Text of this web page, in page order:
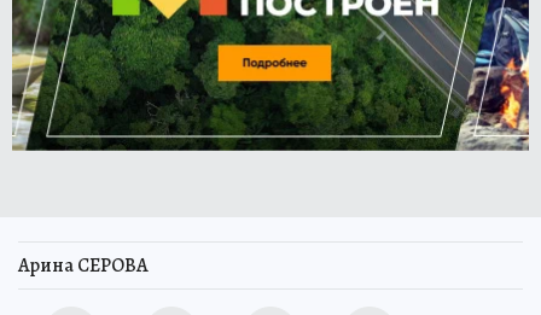
Арина СЕРОВА